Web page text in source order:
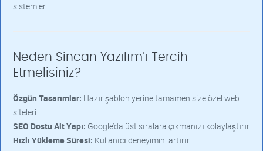
sistemler
Neden Sincan Yazılım’ı Tercih
Etmelisiniz?
Özgün Tasarımlar: Hazır şablon yerine tamamen size özel web
siteleri
SEO Dostu Alt Yapı: Google’da üst sıralara çıkmanızı kolaylaştırır
Hızlı Yükleme Süresi: Kullanıcı deneyimini artırır